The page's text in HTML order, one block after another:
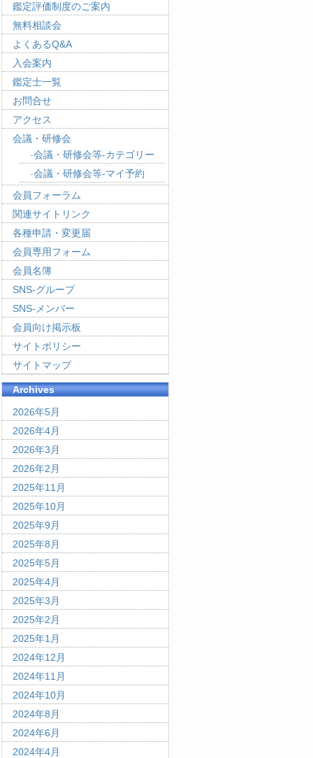
鑑定評価制度のご案内
無料相談会
よくあるQ&A
入会案内
鑑定士一覧
お問合せ
アクセス
会議・研修会
会議・研修会等-カテゴリー
会議・研修会等-マイ予約
会員フォーラム
関連サイトリンク
各種申請・変更届
会員専用フォーム
会員名簿
SNS-グループ
SNS-メンバー
会員向け掲示板
サイトポリシー
サイトマップ
Archives
2026年5月
2026年4月
2026年3月
2026年2月
2025年11月
2025年10月
2025年9月
2025年8月
2025年5月
2025年4月
2025年3月
2025年2月
2025年1月
2024年12月
2024年11月
2024年10月
2024年8月
2024年6月
2024年4月